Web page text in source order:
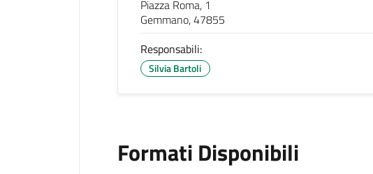
Piazza Roma, 1
Gemmano, 47855
Responsabili:
Silvia Bartoli
Formati Disponibili